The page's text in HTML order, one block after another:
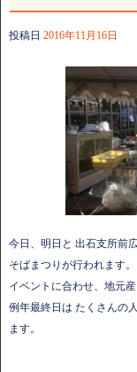
投稿日 2016年11月16日
今日、明日と 出石支所前
そばまつりが行われます。
イベントに合わせ、地元
例年最終日は たくさんの
ます。